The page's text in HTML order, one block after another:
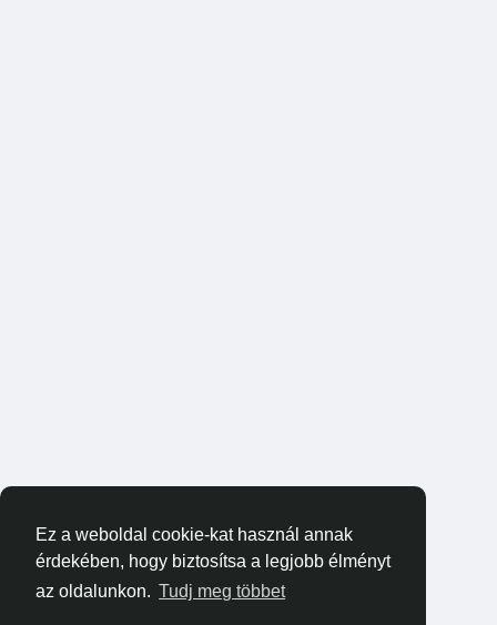
Ez a weboldal cookie-kat használ annak
érdekében, hogy biztosítsa a legjobb élményt
az oldalunkon. Tudj meg többet